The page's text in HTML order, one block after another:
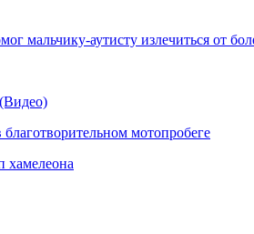
мальчику-аутисту излечиться от
мотопробеге
хамелеона